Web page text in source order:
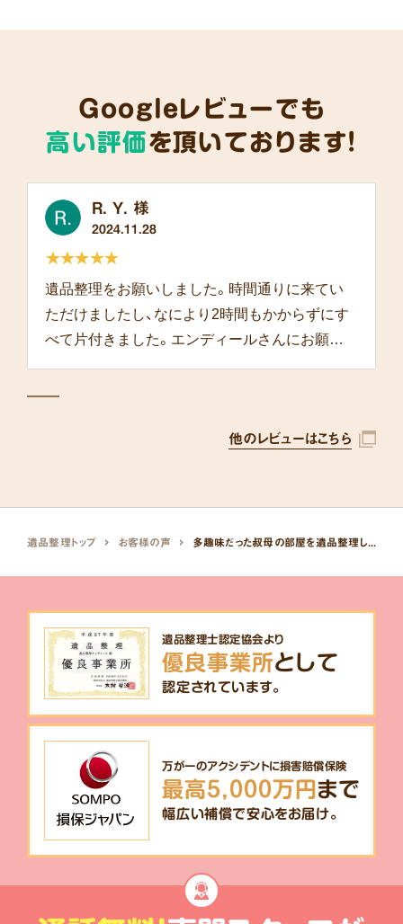
Googleレビューでも
高い評価を頂いております!
R. Y. 様
2024.11.28
遺品整理をお願いしました。時間通りに来てい
ただけましたし、なにより2時間もかからずにす
べて片付きました。エンディールさんにお願い
★★★★★
他のレビューはこちら
遺品整理トップ お客様の声
遺品整理士認定協会より
優良事業所として
認定されています。
万が一のアクシデントに損害賠償保険
最高5,000万円まで
幅広い補償で安心をお届け。